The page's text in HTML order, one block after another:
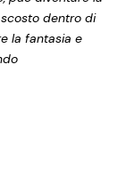
dentro di
la fantasia e